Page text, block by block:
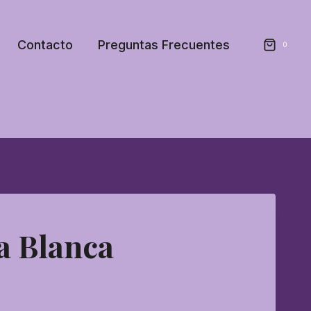
Contacto Preguntas Frecuentes 0
Blanca